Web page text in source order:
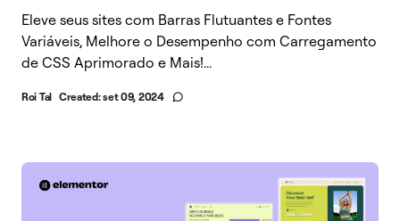
Eleve seus sites com Barras Flutuantes e Fontes
Variáveis, Melhore o Desempenho com Carregamento
de CSS Aprimorado e Mais!...
Roi Tal Created:set 09, 2024